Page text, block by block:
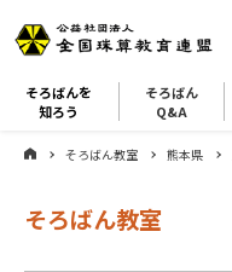
そろばんを
知ろう
そろばん
Q&A
そろばん教室 熊本県
そろばん教室